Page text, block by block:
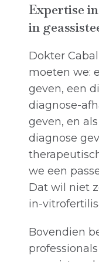
Expertise
in
Dokter
moeten we:
geven, een
diagnose-
geven, en
diagnose
we een
Dat wil niet
in-
Bovendien